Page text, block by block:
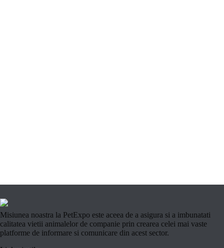
Misiunea noastra la PetExpo este aceea de a asigura si a imbunatati
calitatea vietii animalelor de companie prin crearea celei mai vaste
platforme de informare si comunicare din acest sector.